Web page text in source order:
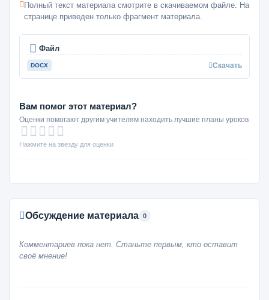
Полный текст материала смотрите в скачиваемом файле. На
странице приведен только фрагмент материала.
Файл
DOCX Скачать
Вам помог этот материал?
Оценки помогают другим учителям находить лучшие планы уроков
Нажмите на звезду для оценки
Обсуждение материала 0
Комментариев пока нет. Станьте первым, кто оставит
своё мнение!